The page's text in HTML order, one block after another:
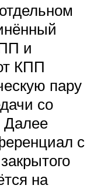
и
КПП
пару
со
Далее
с
на